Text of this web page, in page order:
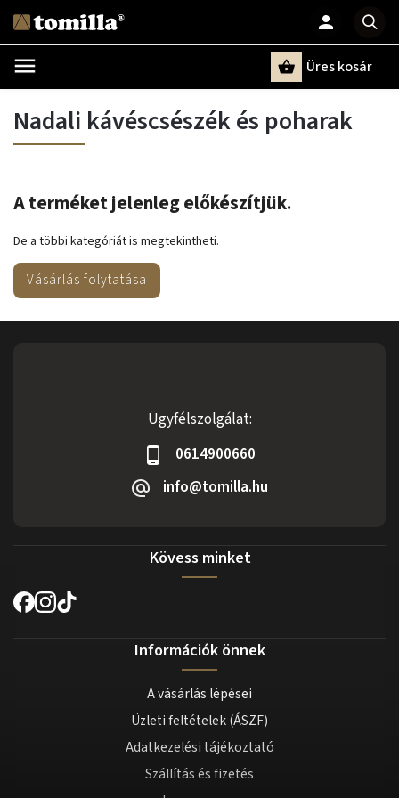
Üres kosár
Nadali kávéscsészék és poharak
A terméket jelenleg előkészítjük.
De a többi kategóriát is megtekintheti.
Vásárlás folytatása
Ügyfélszolgálat:
0614900660
info@tomilla.hu
Kövess minket
Információk önnek
A vásárlás lépései
Üzleti feltételek (ÁSZF)
Adatkezelési tájékoztató
Szállítás és fizetés